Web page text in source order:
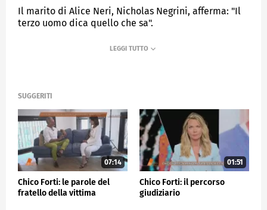
Il marito di Alice Neri, Nicholas Negrini, afferma: "Il
terzo uomo dica quello che sa".
QUARTO GRADO
SUGGERITI
07:14
Chico Forti: le parole del
fratello della vittima
01:51
Chico Forti: il percorso
giudiziario